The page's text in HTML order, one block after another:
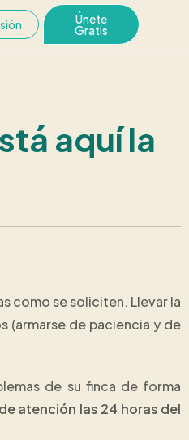
Únete
Gratis
aquí la
como se soliciten. Llevar la
(armarse de paciencia y de
de su finca de forma
atención las 24 horas del